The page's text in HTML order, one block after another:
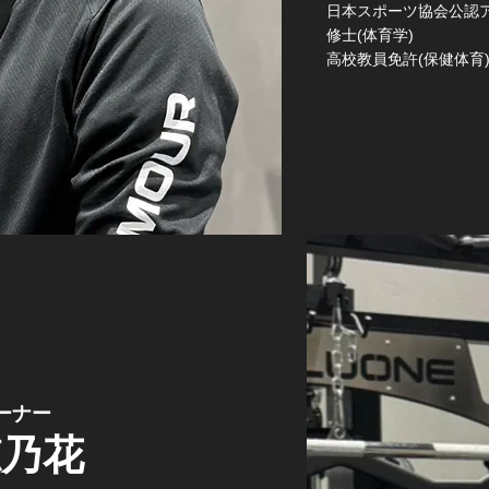
日本スポーツ協会公認
修士(体育学)
​高校教員免許(保健体育)
ナー
花